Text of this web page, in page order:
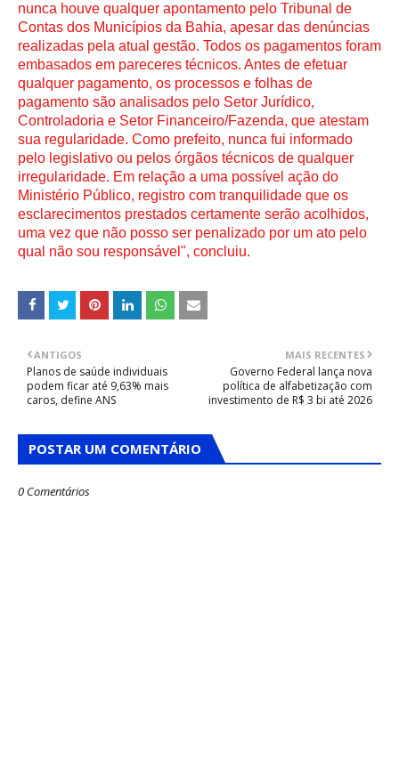
nunca houve qualquer apontamento pelo Tribunal de
Contas dos Municípios da Bahia, apesar das denúncias
realizadas pela atual gestão. Todos os pagamentos foram
embasados em pareceres técnicos. Antes de efetuar
qualquer pagamento, os processos e folhas de
pagamento são analisados pelo Setor Jurídico,
Controladoria e Setor Financeiro/Fazenda, que atestam
sua regularidade. Como prefeito, nunca fui informado
pelo legislativo ou pelos órgãos técnicos de qualquer
irregularidade. Em relação a uma possível ação do
Ministério Público, registro com tranquilidade que os
esclarecimentos prestados certamente serão acolhidos,
uma vez que não posso ser penalizado por um ato pelo
qual não sou responsável", concluiu.
MAIS RECENTES
Governo Federal lança nova
política de alfabetização com
investimento de R$ 3 bi até 2026
ANTIGOS
Planos de saúde individuais
podem ficar até 9,63% mais
caros, define ANS
POSTAR UM COMENTÁRIO
0 Comentários